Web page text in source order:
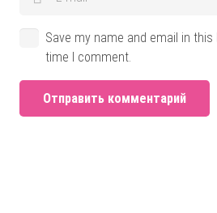
Save my name and email in
time I comment.
Отправить комментарий